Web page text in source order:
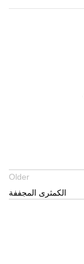
Older
الكمثرى المجففة